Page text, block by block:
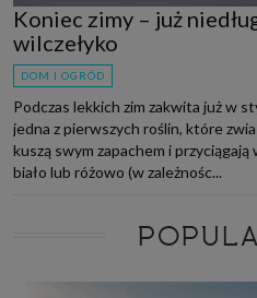
Koniec zimy – już
wilczełyko
DOM I OGRÓD
Podczas lekkich zim zakwita już w
jedna z pierwszych roślin, które
kuszą swym zapachem i
biało lub różowo (w zależnośc...